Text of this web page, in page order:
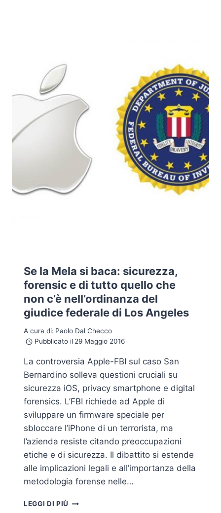
Se la Mela si baca: sicurezza,
forensic e di tutto quello che
non c’è nell’ordinanza del
giudice federale di Los Angeles
A cura di: Paolo Dal Checco
Pubblicato il 29 Maggio 2016
La controversia Apple-FBI sul caso San
Bernardino solleva questioni cruciali su
sicurezza iOS, privacy smartphone e digital
forensics. L’FBI richiede ad Apple di
sviluppare un firmware speciale per
sbloccare l’iPhone di un terrorista, ma
l’azienda resiste citando preoccupazioni
etiche e di sicurezza. Il dibattito si estende
alle implicazioni legali e all’importanza della
metodologia forense nelle…
LEGGI DI PIÙ SE